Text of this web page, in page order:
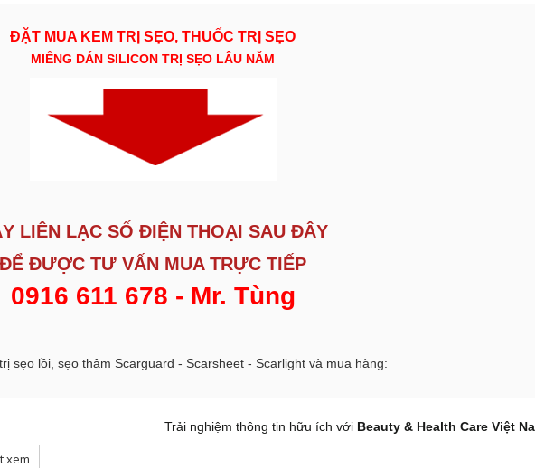
ĐẶT MUA KEM TRỊ SẸO, THUỐC TRỊ SẸO
MIẾNG DÁN SILICON TRỊ SẸO LÂU NĂM
LIÊN LẠC SỐ ĐIỆN THOẠI SAU ĐÂY
ĐỂ ĐƯỢC TƯ VẤN MUA TRỰC TIẾP
0916 611 678 - Mr. Tùng
sẹo lồi, sẹo thâm Scarguard - Scarsheet - Scarlight và mua hàng:
Trải nghiệm thông tin hữu ích với Beauty & Health Care Việt
xem